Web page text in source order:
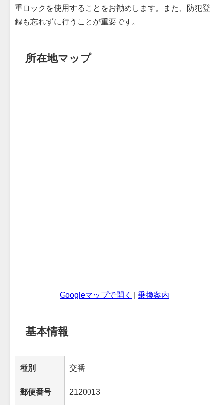
重ロックを使用することをお勧めします。また、防犯登
録も忘れずに行うことが重要です。
所在地マップ
Googleマップで開く 乗換案内
基本情報
種別 交番
郵便番号 2120013